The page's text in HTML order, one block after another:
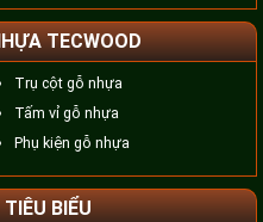
TECWOOD
Trụ cột gỗ nhựa
Tấm vỉ gỗ nhựa
Phụ kiện gỗ nhựa
BIỂU